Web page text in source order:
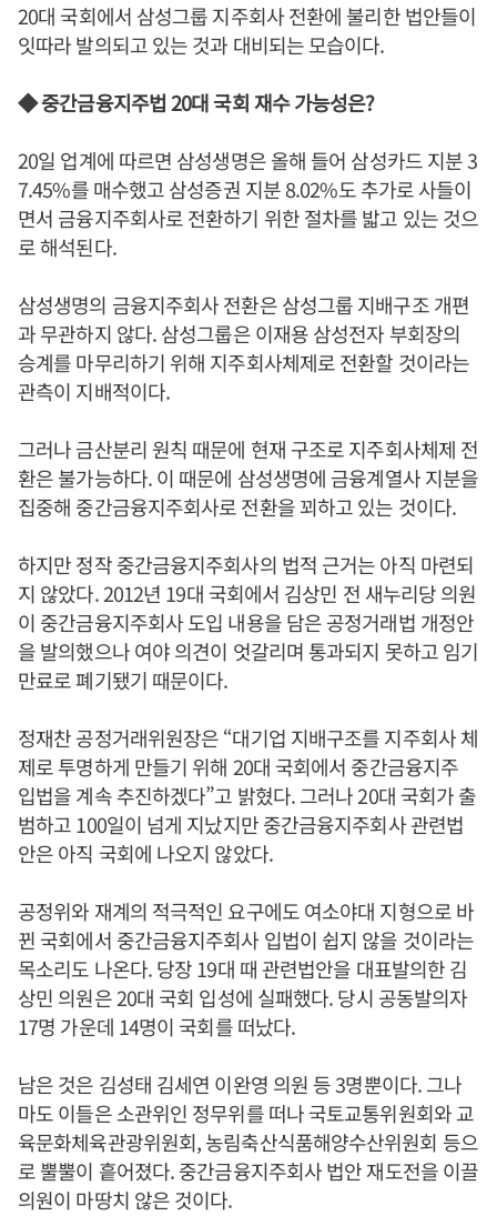
20대 국회에서 삼성그룹 지주회사 전환에 불리한 법안들이
잇따라 발의되고 있는 것과 대비되는 모습이다.
◆ 중간금융지주법 20대 국회 재수 가능성은?
20일 업계에 따르면 삼성생명은 올해 들어 삼성카드 지분 3
7.45%를 매수했고 삼성증권 지분 8.02%도 추가로 사들이
면서 금융지주회사로 전환하기 위한 절차를 밟고 있는 것으
로 해석된다.
삼성생명의 금융지주회사 전환은 삼성그룹 지배구조 개편
과 무관하지 않다. 삼성그룹은 이재용 삼성전자 부회장의
승계를 마무리하기 위해 지주회사체제로 전환할 것이라는
관측이 지배적이다.
그러나 금산분리 원칙 때문에 현재 구조로 지주회사체제 전
환은 불가능하다. 이 때문에 삼성생명에 금융계열사 지분을
집중해 중간금융지주회사로 전환을 꾀하고 있는 것이다.
하지만 정작 중간금융지주회사의 법적 근거는 아직 마련되
지 않았다. 2012년 19대 국회에서 김상민 전 새누리당 의원
이 중간금융지주회사 도입 내용을 담은 공정거래법 개정안
을 발의했으나 여야 의견이 엇갈리며 통과되지 못하고 임기
만료로 폐기됐기 때문이다.
정재찬 공정거래위원장은 “대기업 지배구조를 지주회사 체
제로 투명하게 만들기 위해 20대 국회에서 중간금융지주
입법을 계속 추진하겠다”고 밝혔다. 그러나 20대 국회가 출
범하고 100일이 넘게 지났지만 중간금융지주회사 관련법
안은 아직 국회에 나오지 않았다.
공정위와 재계의 적극적인 요구에도 여소야대 지형으로 바
뀐 국회에서 중간금융지주회사 입법이 쉽지 않을 것이라는
목소리도 나온다. 당장 19대 때 관련법안을 대표발의한 김
상민 의원은 20대 국회 입성에 실패했다. 당시 공동발의자
17명 가운데 14명이 국회를 떠났다.
남은 것은 김성태 김세연 이완영 의원 등 3명뿐이다. 그나
마도 이들은 소관위인 정무위를 떠나 국토교통위원회와 교
육문화체육관광위원회, 농림축산식품해양수산위원회 등으
로 뿔뿔이 흩어졌다. 중간금융지주회사 법안 재도전을 이끌
의원이 마땅치 않은 것이다.